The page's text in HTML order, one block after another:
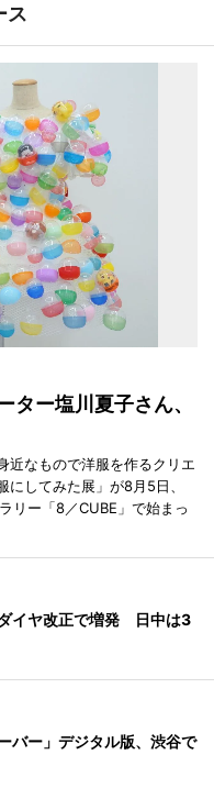
ス
ター塩川夏子さん、
近なもので洋服を作るクリエ
してみた展」が8月5日、
リー「8／CUBE」で始まっ
イヤ改正で増発 日中は3
バー」デジタル版、渋谷で